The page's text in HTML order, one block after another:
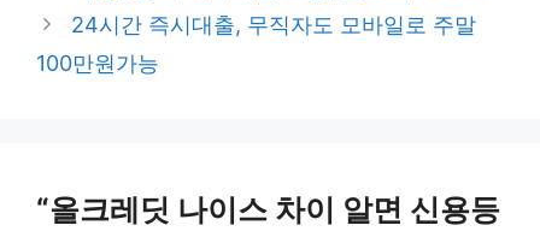
리
24시간 즉시대출, 무직자도 모바일로 주말
100만원가능
“올크레딧 나이스 차이 알면 신용등